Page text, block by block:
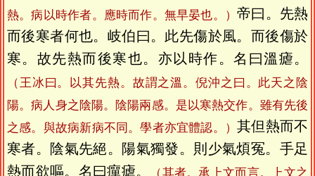
熱。病以時作者。應時而作。無早晏也。）帝曰。先熱
而後寒者何也。岐伯曰。此先傷於風。而後傷於
寒。故先熱而後寒也。亦以時作。名曰溫瘧。
（王冰曰。以其先熱。故謂之溫。倪沖之曰。此天之陰
陽。病人身之陰陽。陰陽兩感。是以寒熱交作。雖有先後
之感。與故病新病不同。學者亦宜體認。）其但熱而不
寒者。陰氣先絕。陽氣獨發。則少氣煩冤。手足
熱而欲嘔。名曰癉瘧。
（其者。承上文而言。上文之